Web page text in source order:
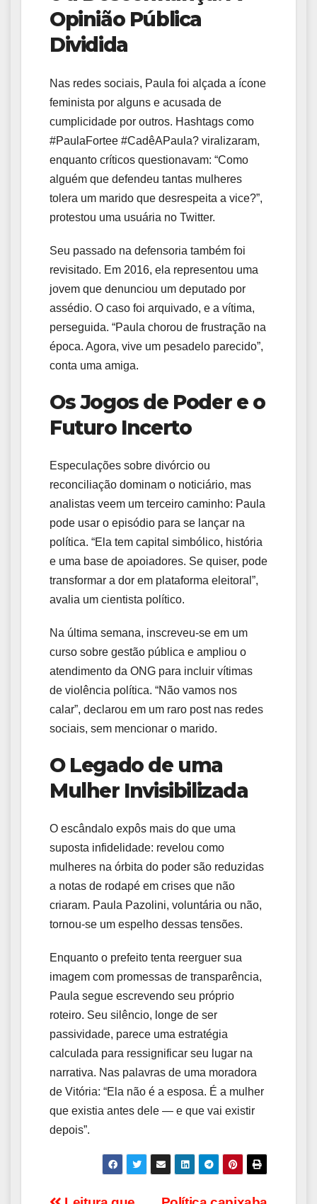
Opinião Pública
Dividida
Nas redes sociais, Paula foi alçada a ícone
feminista por alguns e acusada de
cumplicidade por outros. Hashtags como
#PaulaFortee #CadêAPaula? viralizaram,
enquanto críticos questionavam: “Como
alguém que defendeu tantas mulheres
tolera um marido que desrespeita a vice?”,
protestou uma usuária no Twitter.
Seu passado na defensoria também foi
revisitado. Em 2016, ela representou uma
jovem que denunciou um deputado por
assédio. O caso foi arquivado, e a vítima,
perseguida. “Paula chorou de frustração na
época. Agora, vive um pesadelo parecido”,
conta uma amiga.
Os Jogos de Poder e o
Futuro Incerto
Especulações sobre divórcio ou
reconciliação dominam o noticiário, mas
analistas veem um terceiro caminho: Paula
pode usar o episódio para se lançar na
política. “Ela tem capital simbólico, história
e uma base de apoiadores. Se quiser, pode
transformar a dor em plataforma eleitoral”,
avalia um cientista político.
Na última semana, inscreveu-se em um
curso sobre gestão pública e ampliou o
atendimento da ONG para incluir vítimas
de violência política. “Não vamos nos
calar”, declarou em um raro post nas redes
sociais, sem mencionar o marido.
O Legado de uma
Mulher Invisibilizada
O escândalo expôs mais do que uma
suposta infidelidade: revelou como
mulheres na órbita do poder são reduzidas
a notas de rodapé em crises que não
criaram. Paula Pazolini, voluntária ou não,
tornou-se um espelho dessas tensões.
Enquanto o prefeito tenta reerguer sua
imagem com promessas de transparência,
Paula segue escrevendo seu próprio
roteiro. Seu silêncio, longe de ser
passividade, parece uma estratégia
calculada para ressignificar seu lugar na
narrativa. Nas palavras de uma moradora
de Vitória: “Ela não é a esposa. É a mulher
que existia antes dele — e que vai existir
depois”.